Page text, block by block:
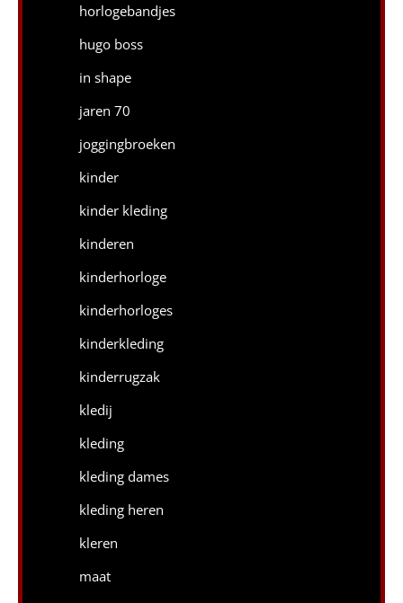
horlogebandjes
hugo boss
in shape
jaren 70
joggingbroeken
kinder
kinder kleding
kinderen
kinderhorloge
kinderhorloges
kinderkleding
kinderrugzak
kledij
kleding
kleding dames
kleding heren
kleren
maat